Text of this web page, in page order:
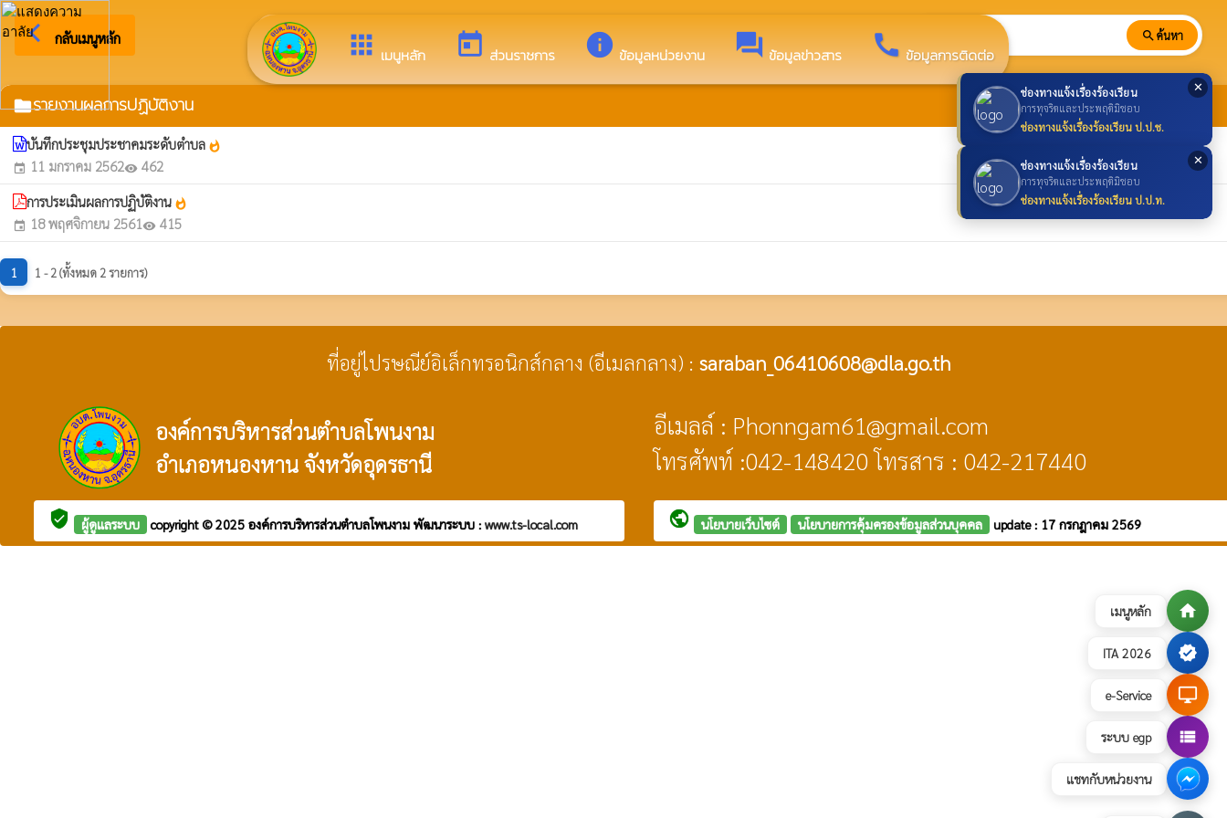
เมนูหลัก home
ITA 2026 verified
e-Service desktop_windows
ระบบ egp view_list
แชทกับหน่วยงาน
✕
ช่องทางแจ้งเรื่องร้องเรียน
การทุจริตและประพฤติมิชอบ
ช่องทางแจ้งเรื่องร้องเรียน ป.ป.ช.
✕
ช่องทางแจ้งเรื่องร้องเรียน
การทุจริตและประพฤติมิชอบ
ช่องทางแจ้งเรื่องร้องเรียน ป.ป.ท.
apps เมนูหลัก today ส่วนราชการ info ข้อมูลหน่วยงาน forum ข้อมูลข่าวสาร call ข้อมูลการติดต่อ
arrow_back_ios กลับเมนูหลัก ยินดีต้อนรับสู่เว็บไซต์ของ องค์การบริหารส่วนตำบลโพนงาม search ค้นหา
folderรายงานผลการปฏิบัติงาน
บันทึกประชุมประชาคมระดับตำบล whatshot
event 11 มกราคม 2562visibility 462
การประเมินผลการปฏิบัติงาน whatshot
event 18 พฤศจิกายน 2561visibility 415
1 1 - 2 (ทั้งหมด 2 รายการ)
ที่อยู่ไปรษณีย์อิเล็กทรอนิกส์กลาง (อีเมลกลาง) : saraban_06410608@dla.go.th
องค์การบริหารส่วนตำบลโพนงาม
อำเภอหนองหาน จังหวัดอุดรธานี
อีเมลล์ : Phonngam61@gmail.com
โทรศัพท์ :042-148420 โทรสาร : 042-217440
verified_user ผู้ดูแลระบบ copyright © 2025 องค์การบริหารส่วนตำบลโพนงาม พัฒนาระบบ : www.ts-local.com public นโยบายเว็บไซต์ นโยบายการคุ้มครองข้อมูลส่วนบุคคล update : 17 กรกฎาคม 2569